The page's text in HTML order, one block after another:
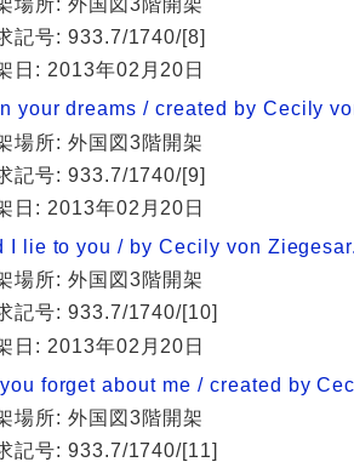
場所: 外国図3階開架
記号: 933.7/1740/[8]
日: 2013年02月20日
your dreams / created by Cecily
場所: 外国図3階開架
記号: 933.7/1740/[9]
日: 2013年02月20日
I lie to you / by Cecily von
場所: 外国図3階開架
記号: 933.7/1740/[10]
日: 2013年02月20日
forget about me / created by
場所: 外国図3階開架
記号: 933.7/1740/[11]